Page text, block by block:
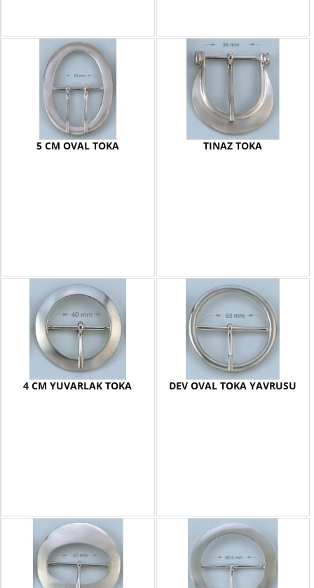
5 CM OVAL TOKA TINAZ TOKA
4 CM YUVARLAK TOKA DEV OVAL TOKA YAVRUSU